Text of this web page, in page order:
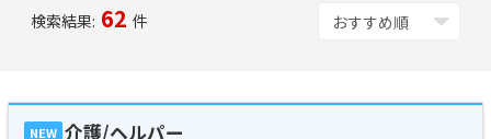
検索結果: 62 件
NEW 介護/ヘルパー